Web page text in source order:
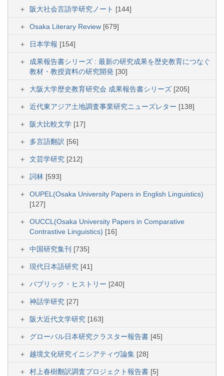
阪大社会言語学研究ノート [144]
Osaka Literary Review [679]
日本学報 [154]
成果報告書シリーズ : 最新の研究成果を歴史教育につなぐ
教材・教授資料の研究開発 [30]
大阪大学歴史教育研究会 成果報告書シリーズ [205]
近代東アジア土地調査事業研究ニューズレター [138]
阪大比較文学 [17]
多言語翻訳 [56]
文芸学研究 [212]
詞林 [593]
OUPEL(Osaka University Papers in English Linguistics)
[127]
OUCCL(Osaka University Papers in Comparative
Contrastive Linguistics) [16]
中国研究集刊 [735]
現代日本語研究 [41]
パブリック・ヒストリー [240]
神話学研究 [27]
阪大近代文学研究 [163]
グローバル日本研究クラスター報告書 [45]
越境文化研究イニシアティヴ論集 [28]
村上春樹翻訳調査プロジェクト報告書 [5]